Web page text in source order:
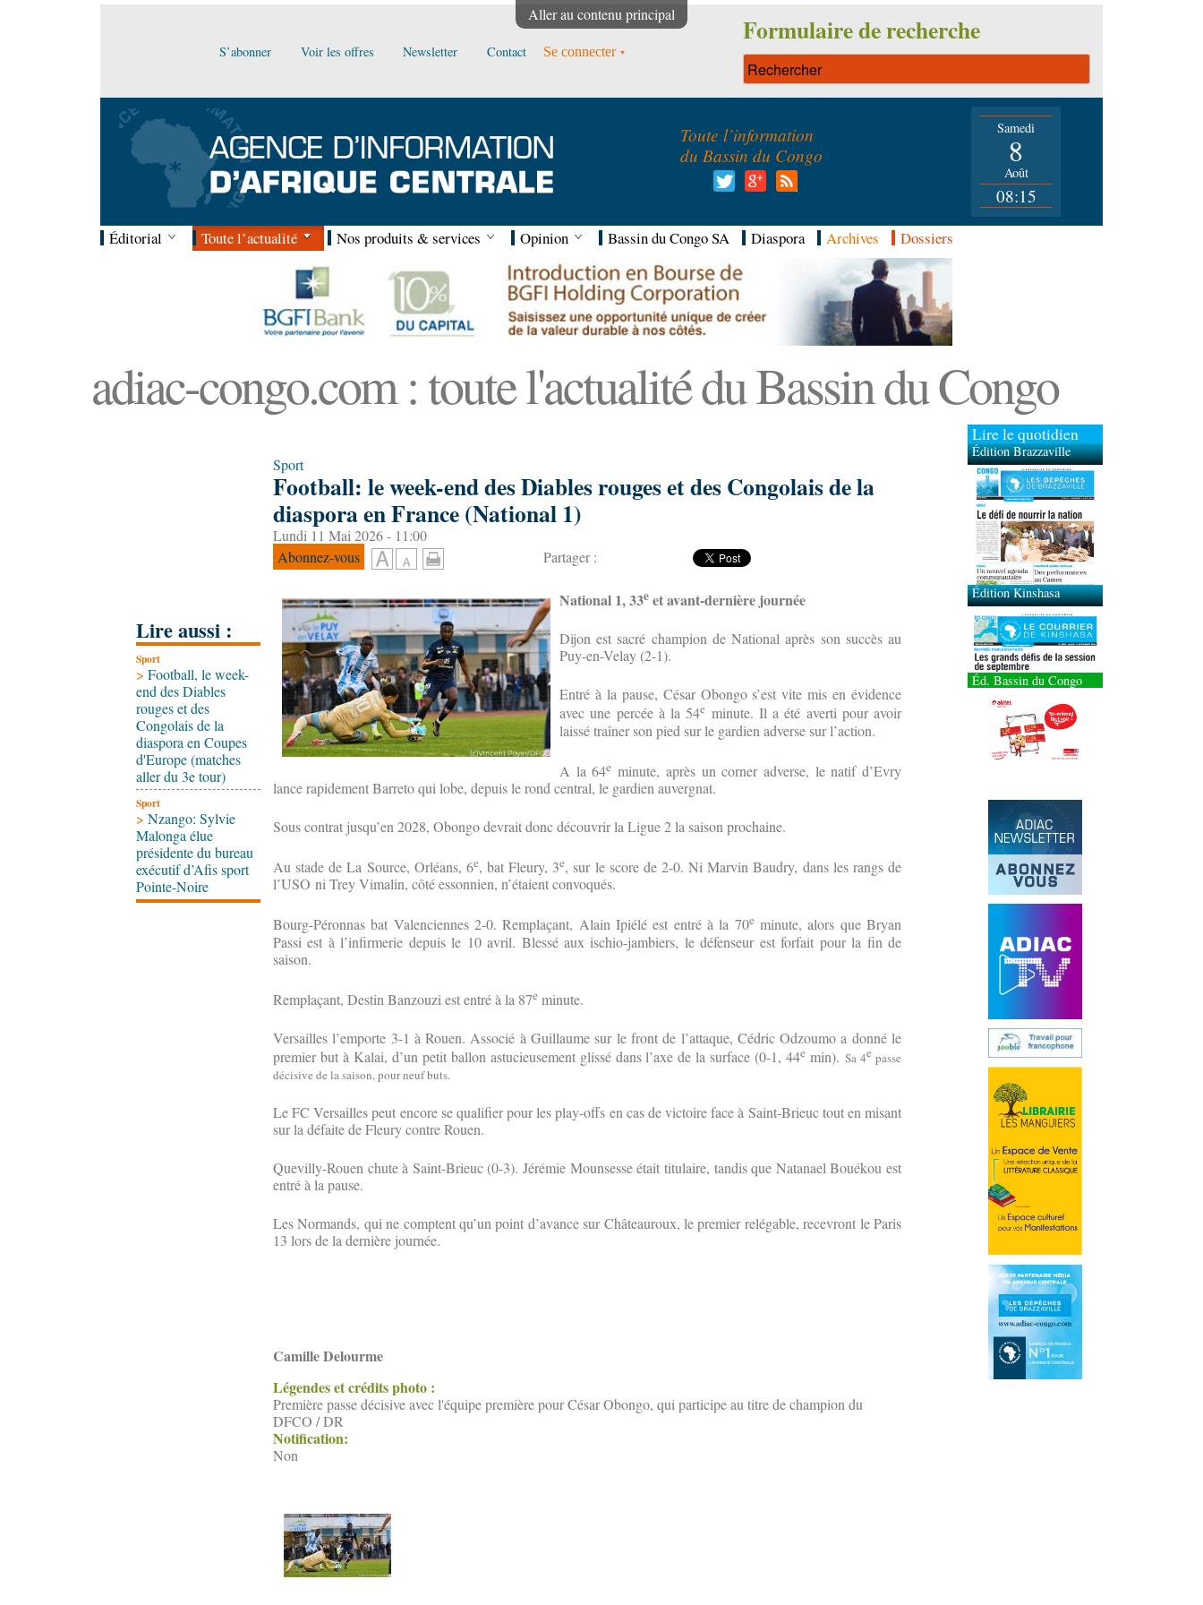
Aller au contenu principal
S’abonner Voir les offres Newsletter Contact Se connecter
Formulaire de recherche
Toute l’information
du Bassin du Congo
Samedi
8
Août
08:15
Éditorial Toute l’actualité Nos produits & services Opinion Bassin du Congo SA Diaspora Archives Dossiers
adiac-congo.com : toute l'actualité du Bassin du Congo
Lire aussi :
Sport
> Football, le week-
end des Diables
rouges et des
Congolais de la
diaspora en Coupes
d'Europe (matches
aller du 3e tour)
Sport
> Nzango: Sylvie
Malonga élue
présidente du bureau
exécutif d’Afis sport
Pointe-Noire
Sport
Football: le week-end des Diables rouges et des Congolais de la
diaspora en France (National 1)
Lundi 11 Mai 2026 - 11:00
Abonnez-vous
Partager :
National 1, 33e et avant-dernière journée
Dijon est sacré champion de National après son succès au
Puy-en-Velay (2-1).
Entré à la pause, César Obongo s’est vite mis en évidence
avec une percée à la 54e minute. Il a été averti pour avoir
laissé traîner son pied sur le gardien adverse sur l’action.
A la 64eminute, après un corner adverse, le natif d’Evry
lance rapidement Barreto qui lobe, depuis le rond central, le gardien auvergnat.
Sous contrat jusqu’en 2028, Obongo devrait donc découvrir la Ligue 2 la saison prochaine.
Au stade de La Source, Orléans, 6e, bat Fleury, 3e, sur le score de 2-0. Ni Marvin Baudry, dans les rangs de
l’USO ni Trey Vimalin, côté essonnien, n’étaient convoqués.
Bourg-Péronnas bat Valenciennes 2-0. Remplaçant, Alain Ipiélé est entré à la 70eminute, alors que Bryan
Passi est à l’infirmerie depuis le 10 avril. Blessé aux ischio-jambiers, le défenseur est forfait pour la fin de
saison.
Remplaçant, Destin Banzouzi est entré à la 87e minute.
Versailles l’emporte 3-1 à Rouen. Associé à Guillaume sur le front de l’attaque, Cédric Odzoumo a donné le
premier but à Kalai, d’un petit ballon astucieusement glissé dans l’axe de la surface (0-1, 44emin).Sa 4e passe
décisive de la saison, pour neuf buts.
Le FC Versailles peut encore se qualifier pour les play-offs en cas de victoire face à Saint-Brieuc tout en misant
sur la défaite de Fleury contre Rouen.
Quevilly-Rouen chute à Saint-Brieuc (0-3). Jérémie Mounsesse était titulaire, tandis que Natanael Bouékou est
entré à la pause.
Les Normands, qui ne comptent qu’un point d’avance sur Châteauroux, le premier relégable, recevront le Paris
13 lors de la dernière journée.
Camille Delourme
Légendes et crédits photo :
Première passe décisive avec l'équipe première pour César Obongo, qui participe au titre de champion du
DFCO / DR
Notification:
Non
Lire le quotidien
Édition Brazzaville
Édition Kinshasa
Éd. Bassin du Congo